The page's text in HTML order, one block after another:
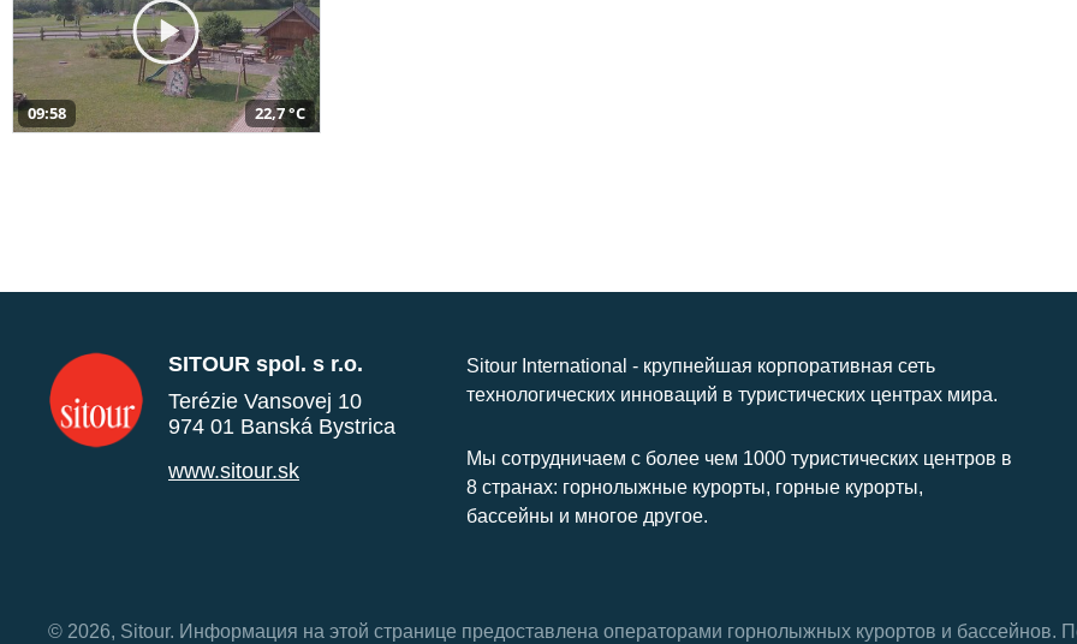
09:58 22,7 °C
SITOUR spol. s r.o.
Terézie Vansovej 10
974 01 Banská Bystrica
www.sitour.sk
Sitour International - крупнейшая корпоративная сеть
технологических инноваций в туристических центрах мира.
Мы сотрудничаем с более чем 1000 туристических центров в
8 странах: горнолыжные курорты, горные курорты,
бассейны и многое другое.
© 2026, Sitour. Информация на этой странице предоставлена ​​операторами горнолыжных курортов и бассейнов.